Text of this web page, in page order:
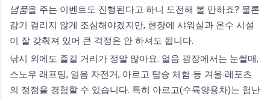
념품을 주는 이벤트도 진행된다고 하니 도전해 볼 만하죠? 물론
감기 걸리지 않게 조심해야겠지만, 현장에 샤워실과 온수 시설
이 잘 갖춰져 있어 큰 걱정은 안 하셔도 됩니다.
낚시 외에도 즐길 거리가 정말 많아요. 얼음 광장에서는 눈썰매,
스노우 래프팅, 얼음 자전거, 아르고 탑승 체험 등 겨울 레포츠
의 정점을 경험할 수 있습니다. 특히 아르고(수륙양용차)는 험난